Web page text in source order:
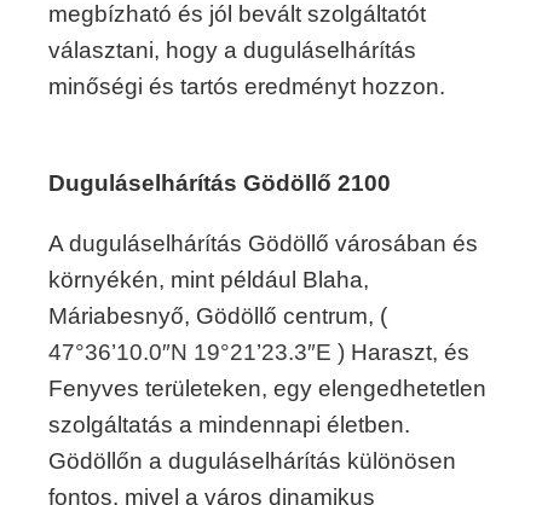
megbízható és jól bevált szolgáltatót
választani, hogy a duguláselhárítás
minőségi és tartós eredményt hozzon.
Duguláselhárítás Gödöllő 2100
A duguláselhárítás Gödöllő városában és
környékén, mint például Blaha,
Máriabesnyő, Gödöllő centrum, (
47°36’10.0″N 19°21’23.3″E ) Haraszt, és
Fenyves területeken, egy elengedhetetlen
szolgáltatás a mindennapi életben.
Gödöllőn a duguláselhárítás különösen
fontos, mivel a város dinamikus